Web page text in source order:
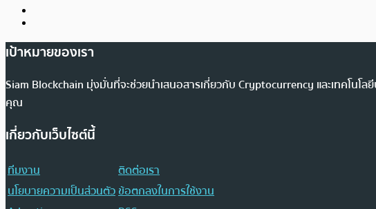
เป้าหมายของเรา
Siam Blockchain มุ่งมั่นที่จะช่วยนำเสนอสารเกี่ยวกับ Cryptocurrency และเทคโน
คุณ
เกี่ยวกับเว็บไซต์นี้
ทีมงาน
ติดต่อเรา
นโยบายความเป็นส่วนตัวข้อตกลงในการใช้งาน